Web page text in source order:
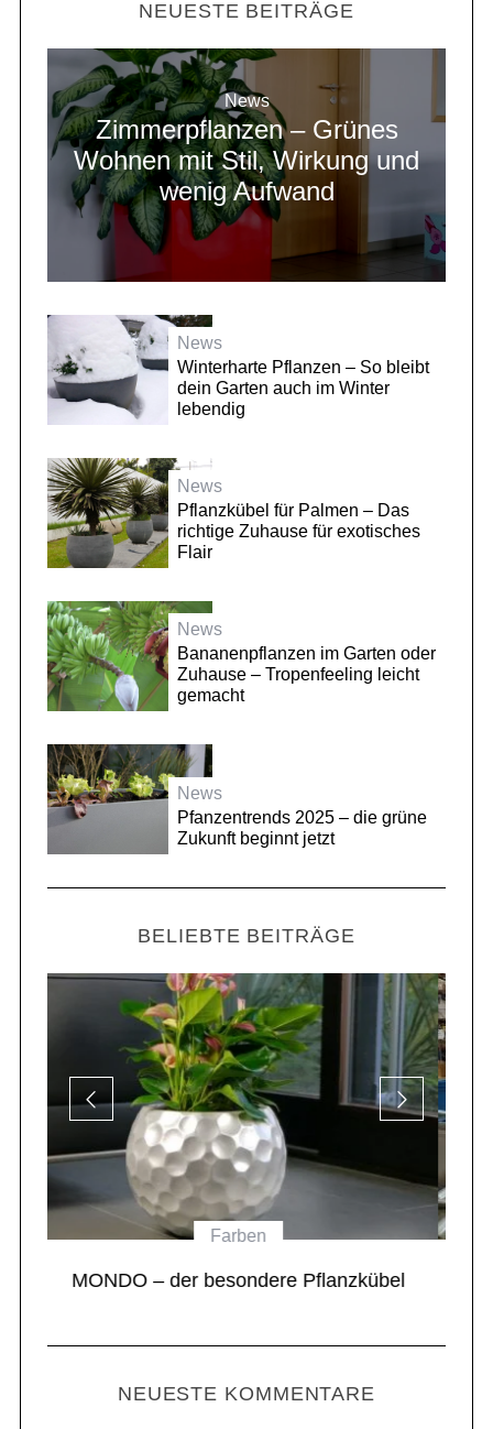
NEUESTE BEITRÄGE
News
Zimmerpflanzen – Grünes
Wohnen mit Stil, Wirkung und
wenig Aufwand
News
Winterharte Pflanzen – So bleibt
dein Garten auch im Winter
lebendig
News
Pflanzkübel für Palmen – Das
richtige Zuhause für exotisches
Flair
News
Bananenpflanzen im Garten oder
Zuhause – Tropenfeeling leicht
gemacht
News
Pfanzentrends 2025 – die grüne
Zukunft beginnt jetzt
BELIEBTE BEITRÄGE
Die Gartenwelt von Eastwest
Wie die Pflanzkübel zu den Kunden